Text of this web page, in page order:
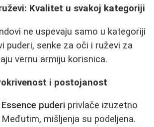
Kvalitet u svakoj kategoriji
ne uspevaju samo u kategoriji
puderi, senke za oči i ruževi za
vernu armiju korisnica.
i postojanost
Essence puderi privlače izuzetno
mišljenja su podeljena.